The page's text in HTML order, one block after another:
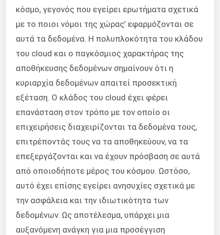
κόσμο, γεγονός που εγείρει ερωτήματα σχετικά
με το ποιοι νόμοι της χώρας’ εφαρμόζονται σε
αυτά τα δεδομένα. Η πολυπλοκότητα του κλάδου
του cloud και ο παγκόσμιος χαρακτήρας της
αποθήκευσης δεδομένων σημαίνουν ότι η
κυριαρχία δεδομένων απαιτεί προσεκτική
εξέταση. Ο κλάδος του cloud έχει φέρει
επανάσταση στον τρόπο με τον οποίο οι
επιχειρήσεις διαχειρίζονται τα δεδομένα τους,
επιτρέποντάς τους να τα αποθηκεύουν, να τα
επεξεργάζονται και να έχουν πρόσβαση σε αυτά
από οποιοδήποτε μέρος του κόσμου. Ωστόσο,
αυτό έχει επίσης εγείρει ανησυχίες σχετικά με
την ασφάλεια και την ιδιωτικότητα των
δεδομένων. Ως αποτέλεσμα, υπάρχει μια
αυξανόμενη ανάγκη για μια προσέγγιση